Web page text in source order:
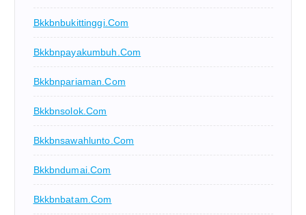
Bkkbnbukittinggi.com
Bkkbnpayakumbuh.com
Bkkbnpariaman.com
Bkkbnsolok.com
Bkkbnsawahlunto.com
Bkkbndumai.com
Bkkbnbatam.com